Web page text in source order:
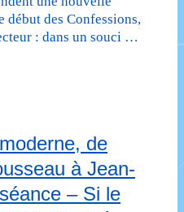
début des Confessions,
: dans un souci …
de
à Jean-
– Si le